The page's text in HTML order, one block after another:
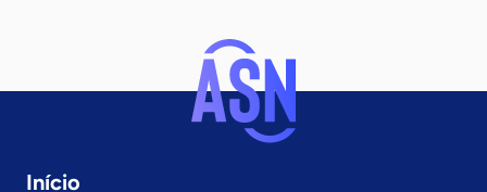
Início